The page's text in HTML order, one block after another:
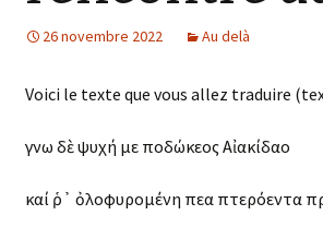
26 novembre 2022 Au delà
Voici le texte que vous allez traduire
ἔγνω δὲ ψυχή με ποδώκεος Αἰακίδαο
καί ῥ᾽ ὀλοφυρομένη ἔπεα πτερόεντα